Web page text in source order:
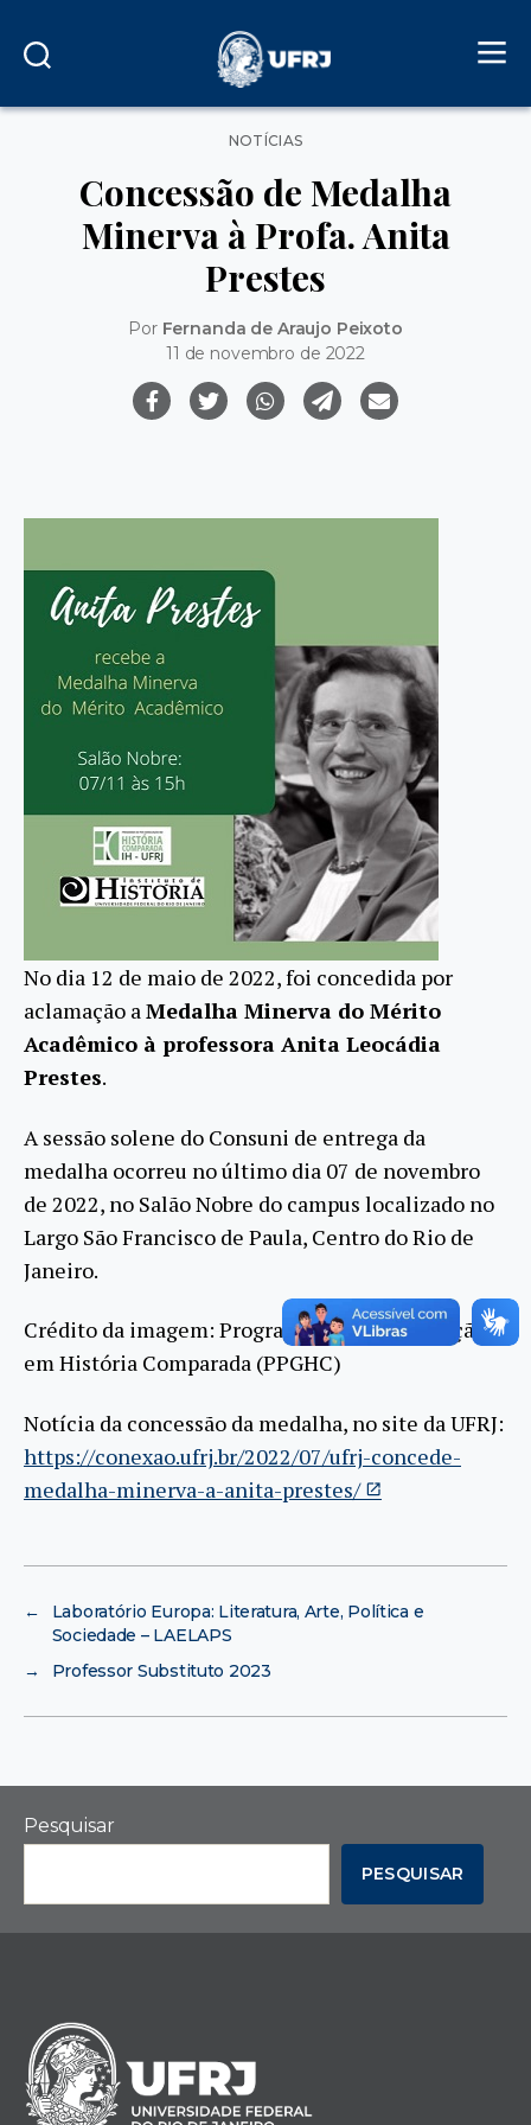
Categorias
NOTÍCIAS
Concessão de Medalha
Minerva à Profa. Anita
Prestes
Por Fernanda de Araujo Peixoto
11 de novembro de 2022
No dia 12 de maio de 2022, foi concedida por
aclamação aMedalha Minerva do Mérito
Acadêmico à professora Anita Leocádia
Prestes.
A sessão solene do Consuni de entrega da
medalha ocorreu no último dia 07 de novembro
de 2022, no Salão Nobre do campus localizado no
Largo São Francisco de Paula, Centro do Rio de
Janeiro.
Crédito da imagem: Programa de Pós-graduação
em História Comparada (PPGHC)
Notícia da concessão da medalha, no site da UFRJ:
https://conexao.ufrj.br/2022/07/ufrj-concede-
medalha-minerva-a-anita-prestes/
←
Laboratório Europa: Literatura, Arte, Política e
Sociedade – LAELAPS
→
Professor Substituto 2023
Pesquisar
PESQUISAR